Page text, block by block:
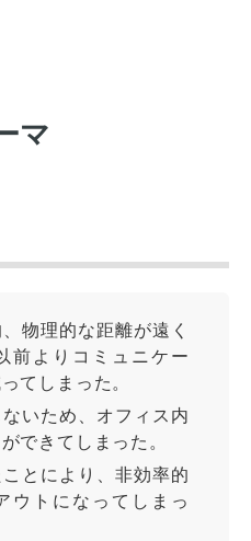
マ
物理的な距離が遠く
前よりコミュニケー
てしまった。
いため、オフィス内
できてしまった。
とにより、非効率的
ウトになってしまっ